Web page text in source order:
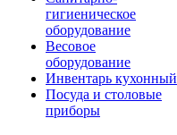
гигиеническое
оборудование
Весовое
оборудование
Инвентарь кухонный
Посуда и столовые
приборы